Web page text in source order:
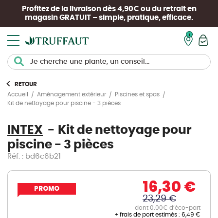
Profitez de la livraison dès 4,90€ ou du retrait en
magasin GRATUIT – simple, pratique, efficace.
RETOUR
Accueil
Aménagement extérieur
Piscines et spas
Kit de nettoyage pour piscine - 3 pièces
INTEX
Kit de nettoyage pour
piscine - 3 pièces
Réf. : bd6c6b21
PROMO 16,30 €
23,29 €
dont 0.00€ d’éco-part
+ frais de port estimés : 6,49 €